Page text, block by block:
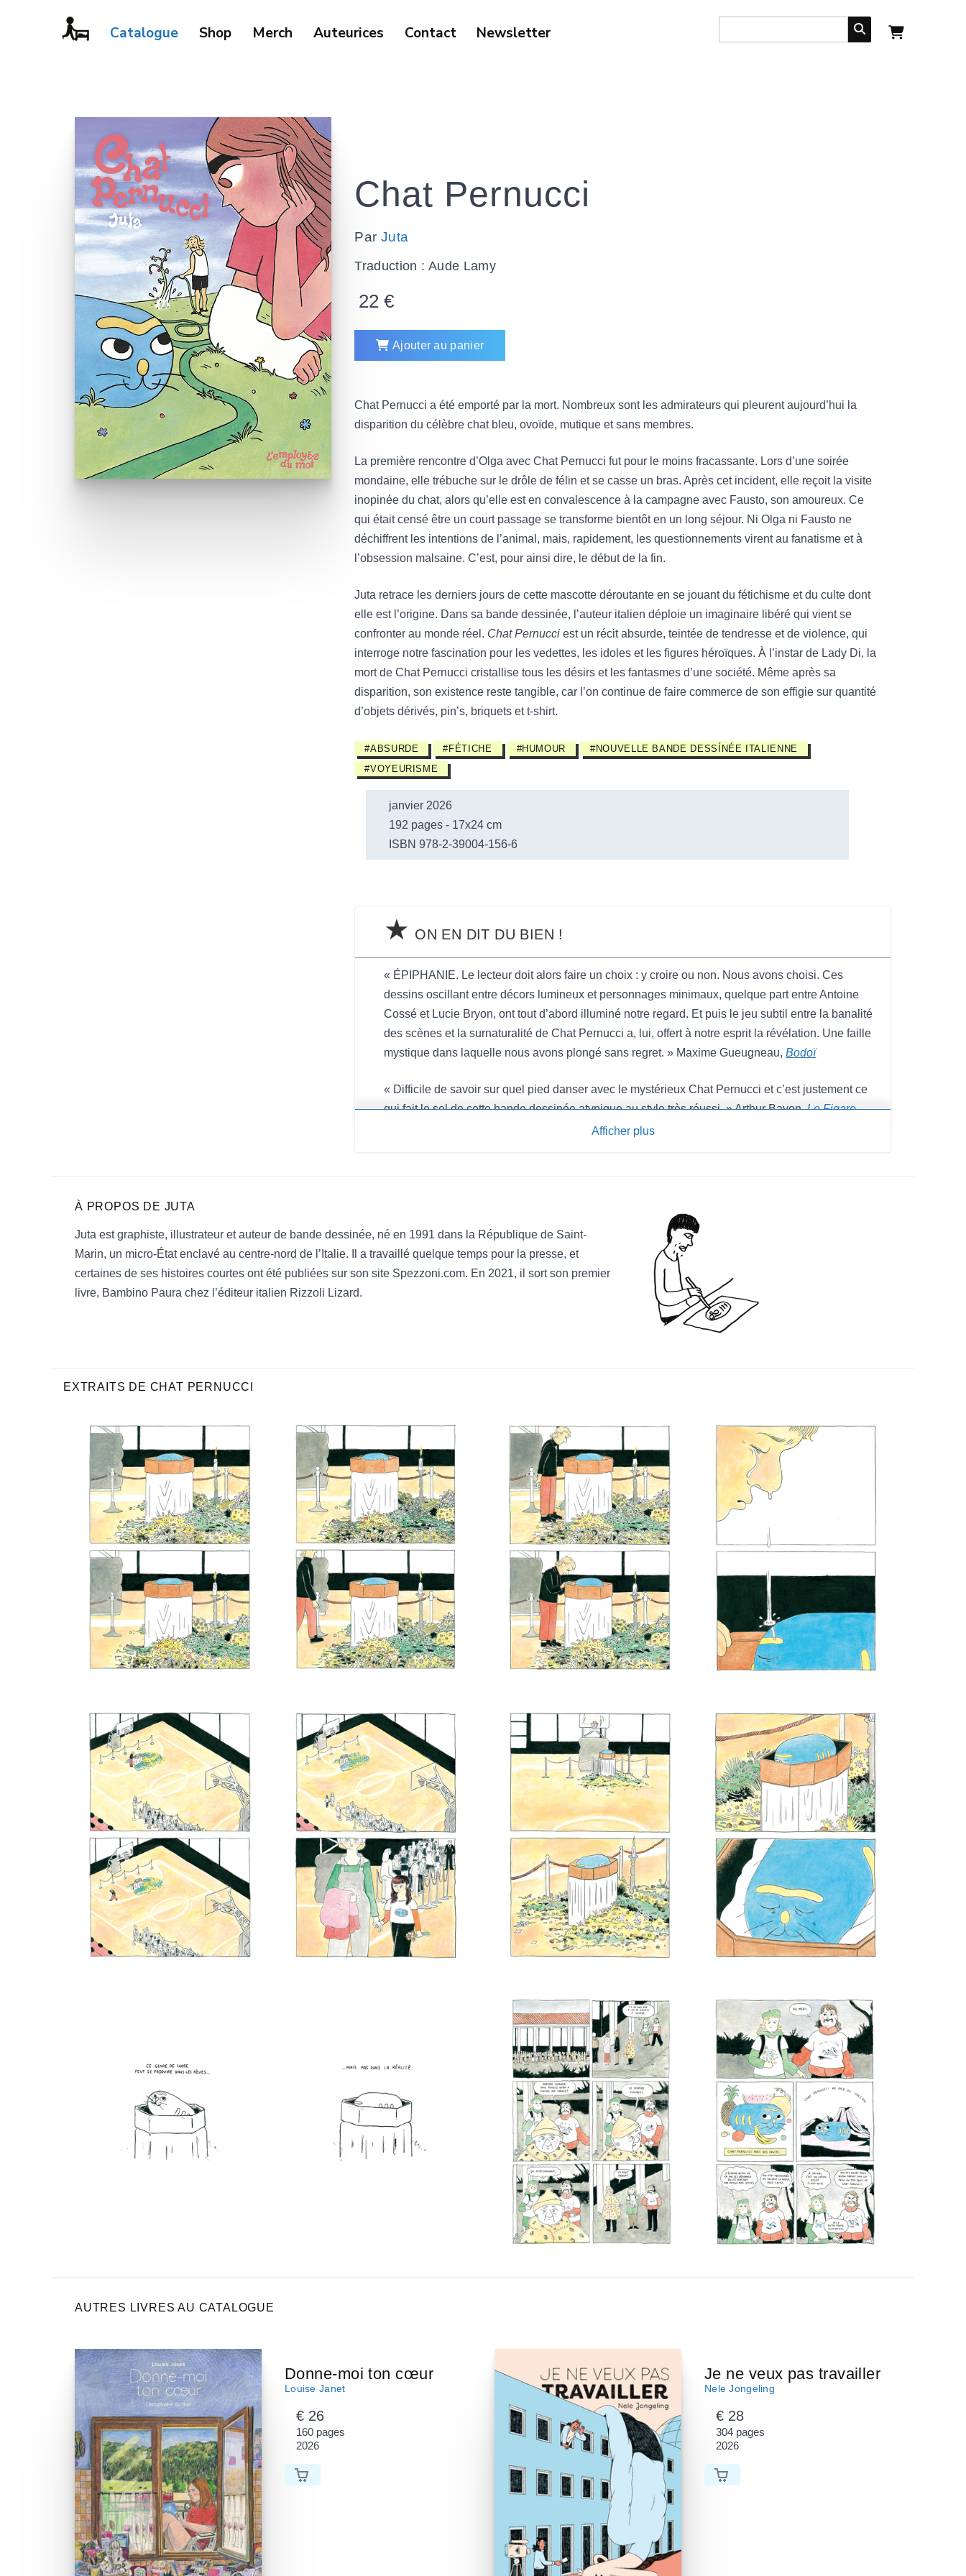
Catalogue Shop Merch Auteurices Contact Newsletter
Chat Pernucci
Par Juta
Traduction : Aude Lamy
22 €
Ajouter au panier
Chat Pernucci a été emporté par la mort. Nombreux sont les admirateurs qui pleurent aujourd’hui la
disparition du célèbre chat bleu, ovoïde, mutique et sans membres.
La première rencontre d’Olga avec Chat Pernucci fut pour le moins fracassante. Lors d’une soirée
mondaine, elle trébuche sur le drôle de félin et se casse un bras. Après cet incident, elle reçoit la visite
inopinée du chat, alors qu’elle est en convalescence à la campagne avec Fausto, son amoureux. Ce
qui était censé être un court passage se transforme bientôt en un long séjour. Ni Olga ni Fausto ne
déchiffrent les intentions de l’animal, mais, rapidement, les questionnements virent au fanatisme et à
l’obsession malsaine. C’est, pour ainsi dire, le début de la fin.
Juta retrace les derniers jours de cette mascotte déroutante en se jouant du fétichisme et du culte dont
elle est l’origine. Dans sa bande dessinée, l’auteur italien déploie un imaginaire libéré qui vient se
confronter au monde réel. Chat Pernucci est un récit absurde, teintée de tendresse et de violence, qui
interroge notre fascination pour les vedettes, les idoles et les figures héroïques. À l’instar de Lady Di, la
mort de Chat Pernucci cristallise tous les désirs et les fantasmes d’une société. Même après sa
disparition, son existence reste tangible, car l’on continue de faire commerce de son effigie sur quantité
d’objets dérivés, pin’s, briquets et t-shirt.
#ABSURDE #FÉTICHE #HUMOUR
#NOUVELLE BANDE DESSÍNÉE ITALIENNE
#VOYEURISME
janvier 2026
192 pages - 17x24 cm
ISBN 978-2-39004-156-6
★ ON EN DIT DU BIEN !
« ÉPIPHANIE. Le lecteur doit alors faire un choix : y croire ou non. Nous avons choisi. Ces
dessins oscillant entre décors lumineux et personnages minimaux, quelque part entre Antoine
Cossé et Lucie Bryon, ont tout d’abord illuminé notre regard. Et puis le jeu subtil entre la banalité
des scènes et la surnaturalité de Chat Pernucci a, lui, offert à notre esprit la révélation. Une faille
mystique dans laquelle nous avons plongé sans regret. » Maxime Gueugneau,Bodoï
« Difficile de savoir sur quel pied danser avec le mystérieux Chat Pernucci et c’est justement ce
qui fait le sel de cette bande dessinée atypique au style très réussi. » Arthur Bayon,Le Figaro
Afficher plus
À PROPOS DE JUTA
Juta est graphiste, illustrateur et auteur de bande dessinée, né en 1991 dans la République de Saint-
Marin, un micro-État enclavé au centre-nord de l’Italie. Il a travaillé quelque temps pour la presse, et
certaines de ses histoires courtes ont été publiées sur son site Spezzoni.com. En 2021, il sort son premier
livre, Bambino Paura chez l’éditeur italien Rizzoli Lizard.
EXTRAITS DE CHAT PERNUCCI
AUTRES LIVRES AU CATALOGUE
Donne-moi ton cœur
Louise Janet
€ 26
160 pages
2026
Je ne veux pas travailler
Nele Jongeling
€ 28
304 pages
2026